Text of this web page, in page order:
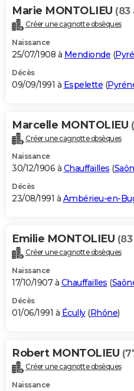
Marie MONTOLIEU (83
Créer une cagnotte obsèques
Naissance
25/07/1908 à Mendionde (
Décès
09/09/1991 à Espelette (
Marcelle MONTOLIEU
Créer une cagnotte obsèques
Naissance
30/12/1906 à Chauffailles (
Décès
23/08/1991 à Ambérieu-en-
Emilie MONTOLIEU
Créer une cagnotte obsèques
Naissance
17/10/1907 à Chauffailles (
Décès
01/06/1991 à Écully(Rhône)
Robert MONTOLIEU
Créer une cagnotte obsèques
Naissance